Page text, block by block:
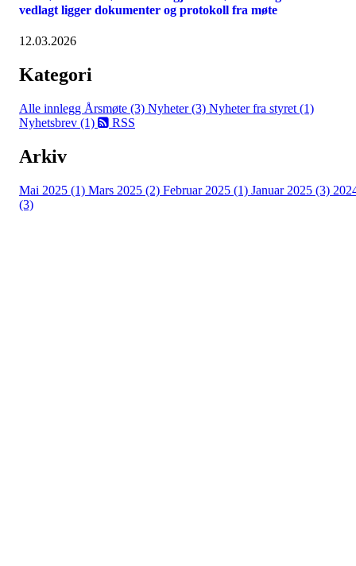
vedlagt ligger dokumenter og protokoll fra møte
12.03.2026
Kategori
Alle innlegg Årsmøte (3) Nyheter (3) Nyheter fra styret (1)
Nyhetsbrev (1)
RSS
Arkiv
Mai 2025 (1) Mars 2025 (2) Februar 2025 (1) Januar 2025 (3)
(3)